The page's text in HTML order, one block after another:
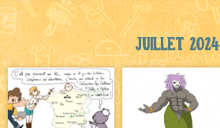
Juillet 2024